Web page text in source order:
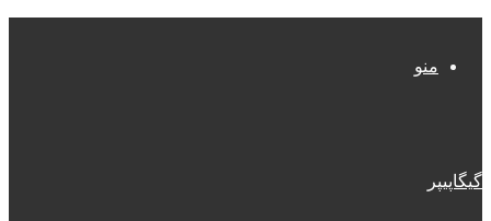
منو
گیگاپیپر